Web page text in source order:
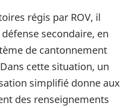
régis par ROV, il
secondaire, en
de cantonnement
cette situation, un
simplifié donne aux
des renseignements